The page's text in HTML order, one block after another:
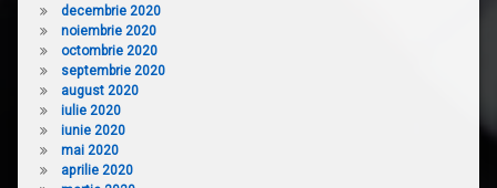
decembrie 2020
noiembrie 2020
octombrie 2020
septembrie 2020
august 2020
iulie 2020
iunie 2020
mai 2020
aprilie 2020